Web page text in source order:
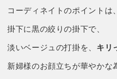
コーディネイトのポイントは
掛下に黒の絞りの掛下で、
淡いベージュの打掛を、 キリ
新婦様のお顔立ちが華やかな